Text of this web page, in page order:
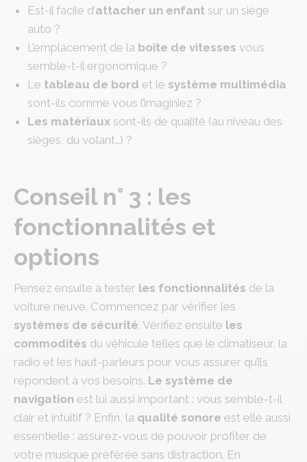
Est-il facile d’attacher un enfant sur un siège
auto ?
L’emplacement de la boîte de vitesses vous
semble-t-il ergonomique ?
Le tableau de bord et le système multimédia
sont-ils comme vous l’imaginiez ?
Les matériaux sont-ils de qualité (au niveau des
sièges, du volant…) ?
Conseil n° 3 : les
fonctionnalités et
options
Pensez ensuite à tester les fonctionnalités de la
voiture neuve. Commencez par vérifier les
systèmes de sécurité. Vérifiez ensuite les
commodités du véhicule telles que le climatiseur, la
radio et les haut-parleurs pour vous assurer qu’ils
répondent à vos besoins. Le système de
navigation est lui aussi important : vous semble-t-il
clair et intuitif ? Enfin, la qualité sonore est elle aussi
essentielle : assurez-vous de pouvoir profiter de
votre musique préférée sans distraction. En